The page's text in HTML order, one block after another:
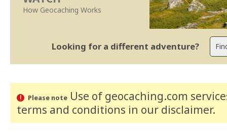
How Geocaching Works
Looking for a different adventure?
Please noteUse of geocaching.com
terms and conditions in our disclaimer.